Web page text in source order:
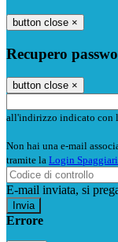
button close ×
Recupero
button close ×
all'indirizzo indicato con
Non hai una e-mail
tramite la Login Spaggiari
E-mail inviata, si
Errore